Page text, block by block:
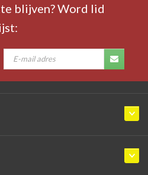
blijven? Word lid